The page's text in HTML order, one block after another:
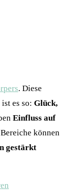
. Diese
es so: Glück,
Einfluss auf
können
gestärkt